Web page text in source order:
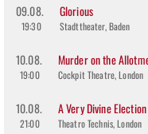
09.08.
19:30
Glorious
Stadttheater, Baden
10.08.
19:00
Murder on the
Cockpit Theatre, London
10.08.
21:00
A Very Divine Election
Theatro Technis, London